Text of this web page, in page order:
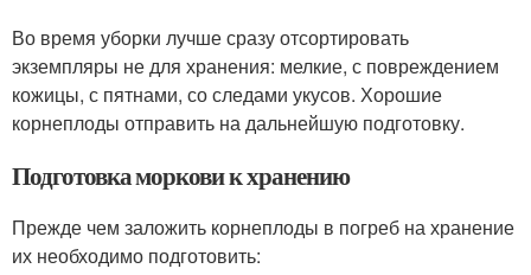
Во время уборки лучше сразу отсортировать
экземпляры не для хранения: мелкие, с повреждением
кожицы, с пятнами, со следами укусов. Хорошие
корнеплоды отправить на дальнейшую подготовку.
Подготовка моркови к хранению
Прежде чем заложить корнеплоды в погреб на хранение
их необходимо подготовить: